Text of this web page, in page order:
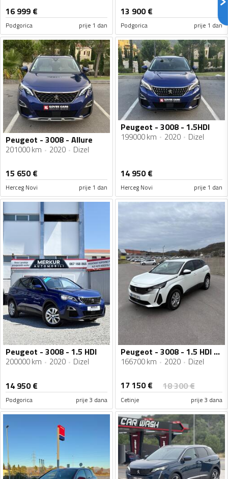
16 999 €
Podgorica prije 1 dan
13 900€
Podgorica prije 1 dan
Peugeot - 3008 - Allure
201000 km 2020 Dizel
15 650€
Herceg Novi prije 1 dan
Peugeot - 3008 - 1.5HDI
199000 km 2020 Dizel
14 950€
Herceg Novi prije 1 dan
Peugeot - 3008 - 1.5 HDI
200000 km 2020 Dizel
14 950€
Podgorica prije 3 dana
Peugeot - 3008 - 1.5 HDI Automatic
166700 km 2020 Dizel
17 150€ 18 300€
Cetinje prije 3 dana